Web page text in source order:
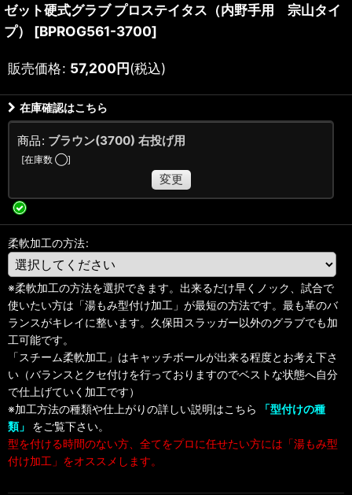
ゼット硬式グラブ プロステイタス（内野手用 宗山タイ
プ）
[BPROG561-3700]
販売価格: 57,200円(税込)
在庫確認はこちら
商品: ブラウン(3700) 右投げ用
[在庫数 ◯]
変更
柔軟加工の方法:
※柔軟加工の方法を選択できます。出来るだけ早くノック、試合で
使いたい方は「湯もみ型付け加工」が最短の方法です。最も革のバ
ランスがキレイに整います。久保田スラッガー以外のグラブでも加
工可能です。
「スチーム柔軟加工」はキャッチボールが出来る程度とお考え下さ
い（バランスとクセ付けを行っておりますのでベストな状態へ自分
で仕上げていく加工です）
※加工方法の種類や仕上がりの詳しい説明はこちら
「型付けの種
類」 をご覧下さい。
型を付ける時間のない方、全てをプロに任せたい方には「湯もみ型
付け加工」をオススメします。